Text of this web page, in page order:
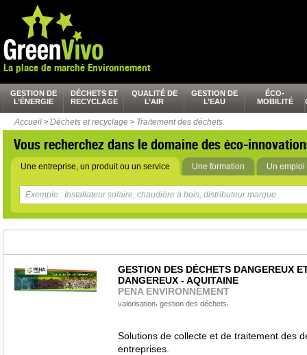
La place de marché Environnement
GESTION DE
L’ÉNERGIE
DÉCHETS ET
RECYCLAGE
QUALITÉ DE
L’AIR
GESTION DE
L’EAU
ÉCO-
MOBILITÉ
Accueil > Déchets et recyclage > Traitement des déchets
Vous recherchez dans le domaine des éco-
Une entreprise, un produit ou un service Une formation Un emploi
GESTION DES DÉCHETS DANGEREUX
DANGEREUX - AQUITAINE
PENA ENVIRONNEMENT
valorisation, gestion des déchets
Solutions de collecte et de traitement des
entreprises.